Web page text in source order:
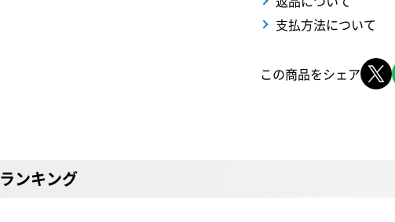
支払方法について
この商品をシェア
ンキング